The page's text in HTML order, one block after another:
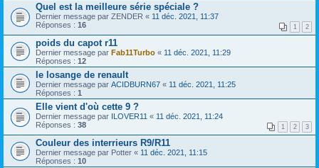
Quel est la meilleure série spéciale ?
Dernier message par ZENDER « 11 déc. 2021, 11:37
Réponses : 16 1 2
poids du capot r11
Dernier message par Fab11Turbo « 11 déc. 2021, 11:29
Réponses : 12
le losange de renault
Dernier message par ACIDBURN67 « 11 déc. 2021, 11:25
Réponses : 1
Elle vient d'où cette 9 ?
Dernier message par ILOVER11 « 11 déc. 2021, 11:24
Réponses : 38 1 2 3
Couleur des interrieurs R9/R11
Dernier message par Potter « 11 déc. 2021, 11:15
Réponses : 10